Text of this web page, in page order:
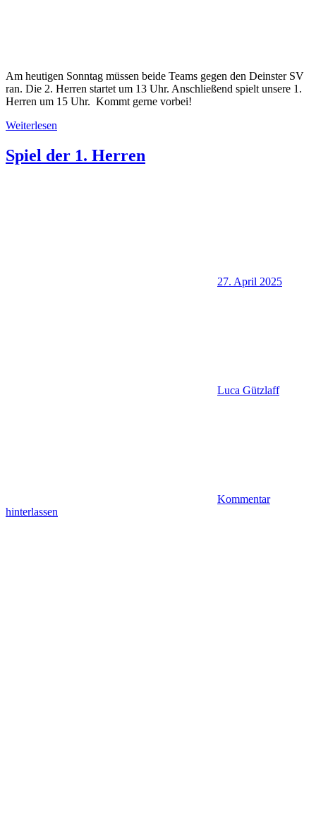
Am heutigen Sonntag müssen beide Teams gegen den Deinster SV
ran. Die 2. Herren startet um 13 Uhr. Anschließend spielt unsere 1.
Herren um 15 Uhr. Kommt gerne vorbei!
Weiterlesen
Spiel der 1. Herren
27. April 2025
Luca Gützlaff
Kommentar
hinterlassen